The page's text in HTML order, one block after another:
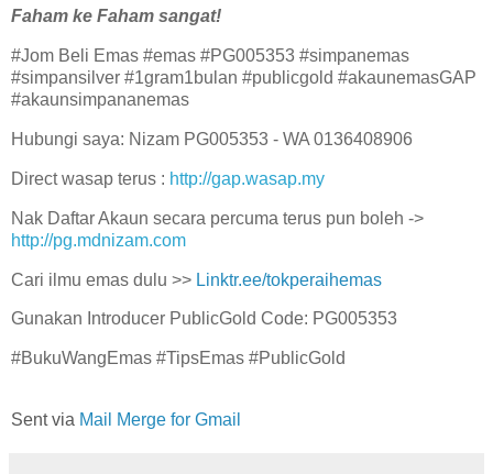
Faham ke Faham sangat!
#Jom Beli Emas #emas #PG005353 #simpanemas
#simpansilver #1gram1bulan #publicgold #akaunemasGAP
#akaunsimpananemas
Hubungi saya: Nizam PG005353 - WA 0136408906
Direct wasap terus : http://gap.wasap.my
Nak Daftar Akaun secara percuma terus pun boleh ->
http://pg.mdnizam.com
Cari ilmu emas dulu >> Linktr.ee/tokperaihemas
Gunakan Introducer PublicGold Code: PG005353
#BukuWangEmas #TipsEmas #PublicGold
Sent via Mail Merge for Gmail